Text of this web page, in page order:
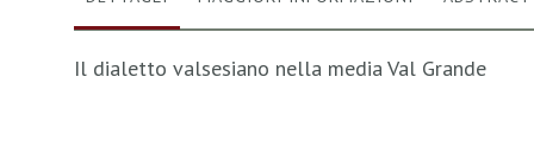
Il dialetto valsesiano nella media Val Grande